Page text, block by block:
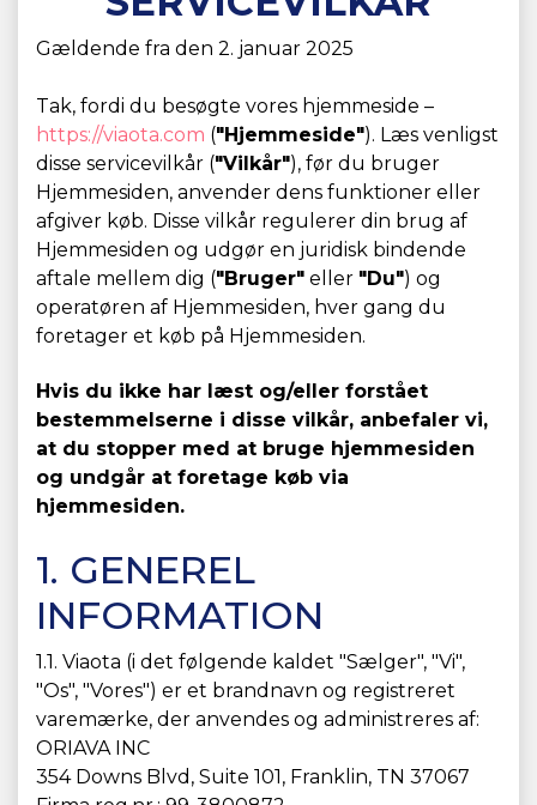
Gældende fra den 2. januar 2025
Tak, fordi du besøgte vores hjemmeside –
https://viaota.com ("Hjemmeside"). Læs venligst
disse servicevilkår ("Vilkår"), før du bruger
Hjemmesiden, anvender dens funktioner eller
afgiver køb. Disse vilkår regulerer din brug af
Hjemmesiden og udgør en juridisk bindende
aftale mellem dig ("Bruger" eller "Du") og
operatøren af Hjemmesiden, hver gang du
foretager et køb på Hjemmesiden.
Hvis du ikke har læst og/eller forstået
bestemmelserne i disse vilkår, anbefaler vi,
at du stopper med at bruge hjemmesiden
og undgår at foretage køb via
hjemmesiden.
1. GENEREL
INFORMATION
1.1. Viaota (i det følgende kaldet "Sælger", "Vi",
"Os", "Vores") er et brandnavn og registreret
varemærke, der anvendes og administreres af:
ORIAVA INC
354 Downs Blvd, Suite 101, Franklin, TN 37067